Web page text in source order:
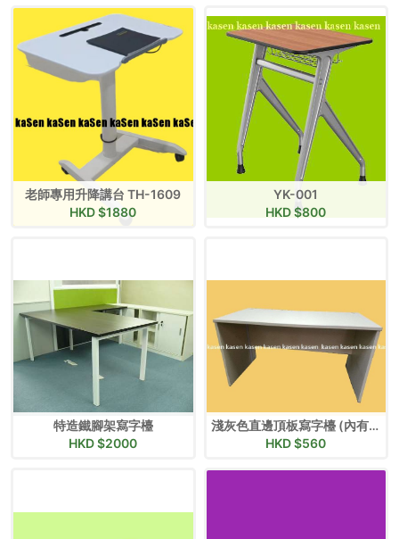
老師專用升降講台 TH-1609
HKD $1880
YK-001
HKD $800
特造鐵腳架寫字檯
HKD $2000
淺灰色直邊頂板寫字檯 (內有價目表)
HKD $560